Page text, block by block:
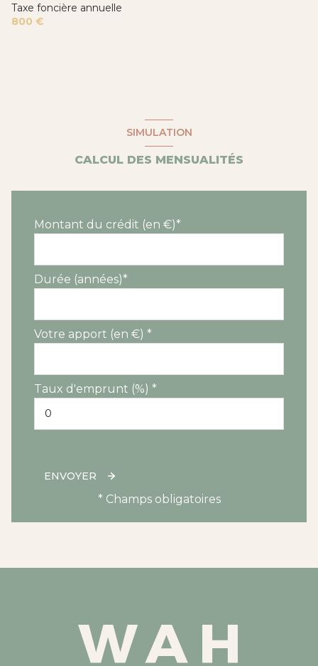
terrasse
Taxe foncière annuelle
800 €
SIMULATION
CALCUL DES MENSUALITÉS
Montant du crédit (en €)*
Durée (années)*
Votre apport (en €) *
Taux d'emprunt (%) *
ENVOYER
* Champs obligatoires